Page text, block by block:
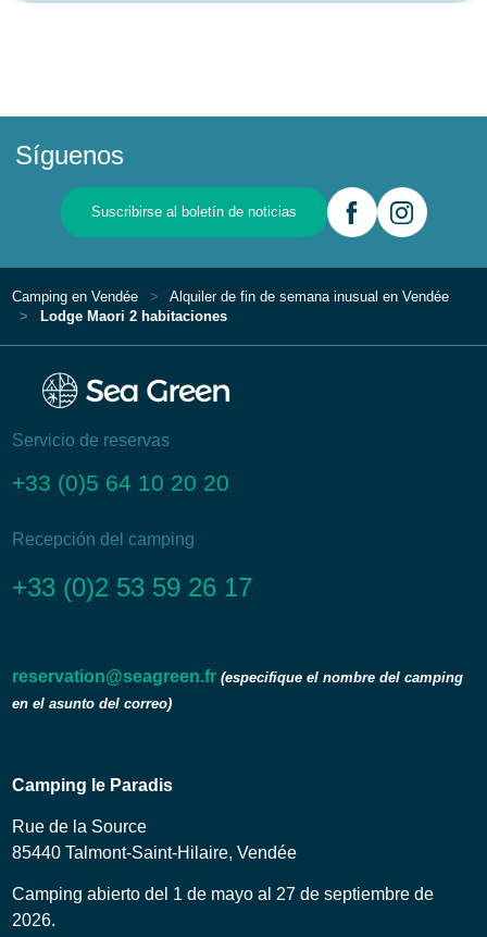
Síguenos
Suscribirse al boletín de noticias
Camping en Vendée
Alquiler de fin de semana inusual en Vendée
Lodge Maori 2 habitaciones
Servicio de reservas
+33 (0)5 64 10 20 20
Recepción del camping
+33 (0)2 53 59 26 17
reservation@seagreen.fr (especifique el nombre del camping
en el asunto del correo)
Camping le Paradis
Rue de la Source
85440 Talmont-Saint-Hilaire, Vendée
Camping abierto del 1 de mayo al 27 de septiembre de
2026.